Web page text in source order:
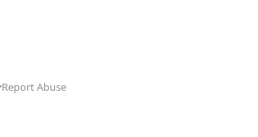
Report Abuse